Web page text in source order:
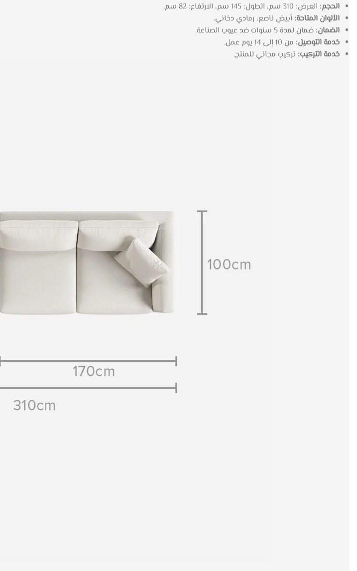
الحجم: العرض: 310 سم، الطول: 145 سم، الارتفاع: 82 سم.
الألوان المتاحة: أبيض ناصع، رمادي دخاني.
الضمان: ضمان لمدة 5 سنوات ضد عيوب الصناعة.
خدمة التوصيل: من 10 إلى 14 يوم عمل.
خدمة التركيب: تركيب مجاني للمنتج.